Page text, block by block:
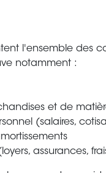
l'ensemble des
notamment :
et de
(salaires,
assurances,